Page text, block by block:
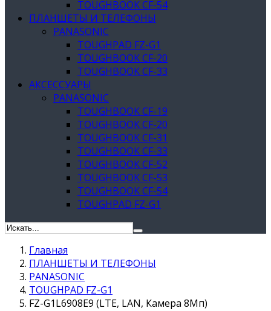
TOUGHBOOK CF-54
ПЛАНШЕТЫ И ТЕЛЕФОНЫ
PANASONIC
TOUGHPAD FZ-G1
TOUGHBOOK CF-20
TOUGHBOOK CF-33
АКСЕССУАРЫ
PANASONIC
TOUGHBOOK CF-19
TOUGHBOOK CF-20
TOUGHBOOK CF-31
TOUGHBOOK CF-33
TOUGHBOOK CF-52
TOUGHBOOK CF-53
TOUGHBOOK CF-54
TOUGHPAD FZ-G1
Главная
ПЛАНШЕТЫ И ТЕЛЕФОНЫ
PANASONIC
TOUGHPAD FZ-G1
FZ-G1L6908E9 (LTE, LAN, Камера 8Мп)